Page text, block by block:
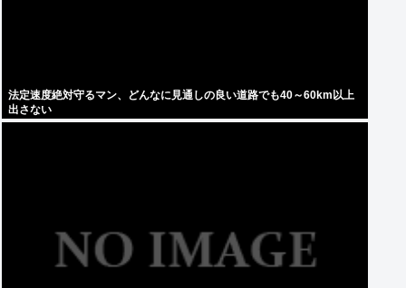
法定速度絶対守るマン、どんなに見通しの良い道路でも40～60km以上
出さない